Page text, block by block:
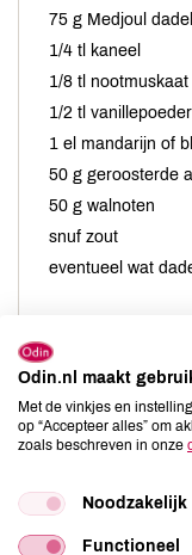
75 g Medjoul
1/4 tl kaneel
1/8 tl nootmuskaat
1/2 tl vanillepoeder
1 el mandarijn of
50 g geroosterde
50 g walnoten
snuf zout
eventueel wat
Maal de vijgen
Meng goed,
worsten van
Odin.nl maakt
Met de vinkjes en
op “Accepteer alles” om
zoals beschreven in onze
Noodzakelijk
Functioneel